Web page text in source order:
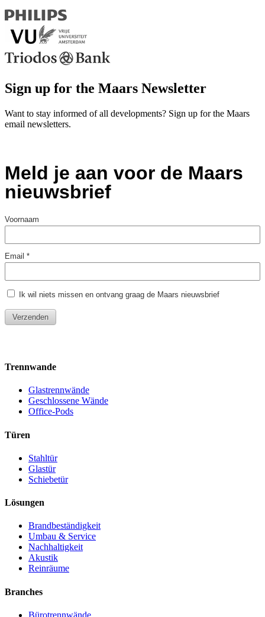
Sign up for the Maars Newsletter
Want to stay informed of all developments? Sign up for the Maars
email newsletters.
Trennwande
Glastrennwände
Geschlossene Wände
Office-Pods
Türen
Stahltür
Glastür
Schiebetür
Lösungen
Brandbeständigkeit
Umbau & Service
Nachhaltigkeit
Akustik
Reinräume
Branches
Bürotrennwände